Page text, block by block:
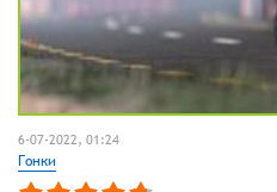
6-07-2022, 01:24
Гонки